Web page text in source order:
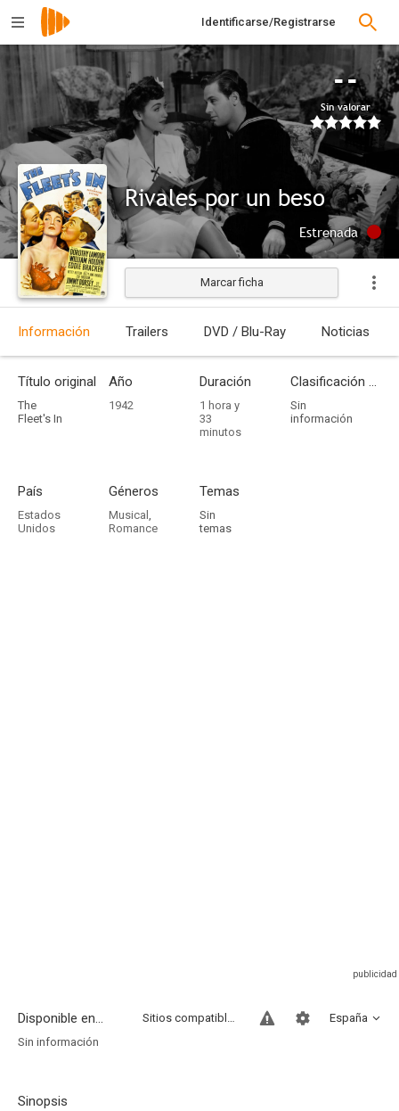
Identificarse/Registrarse
--
Sin valorar
Rivales por un beso
Estrenada
Marcar ficha
Información Trailers DVD / Blu-Ray Noticias
Título original
The
Fleet's In
Año
1942
Duración
1 hora y
33
minutos
Clasificación por edades
Sin
información
País
Estados
Unidos
Géneros
Musical ,
Romance
Temas
Sin
temas
Disponible en... España
Sitios compatibles
Sin información
Sinopsis